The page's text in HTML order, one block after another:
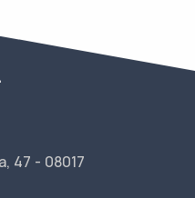
47 - 08017